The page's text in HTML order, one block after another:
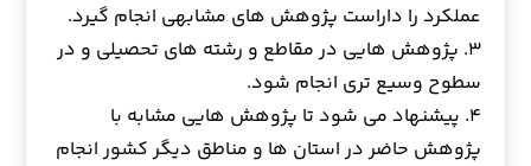
عملکرد را داراست پژوهش های مشابهی انجام گیرد.
۳. پژوهش هایی در مقاطع و رشته های تحصیلی و در
سطوح وسیع تری انجام شود.
۴. پیشنهاد می شود تا پژوهش هایی مشابه با
پژوهش حاضر در استان ها و مناطق دیگر کشور انجام